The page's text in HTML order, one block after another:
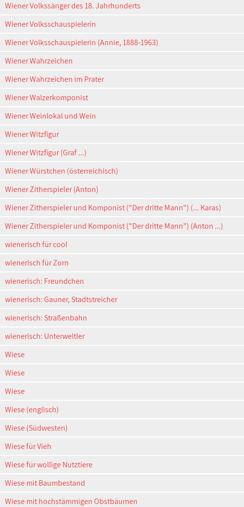
Wiener Volkssänger des 18. Jahrhunderts
Wiener Volksschauspielerin
Wiener Volksschauspielerin (Annie, 1888-1963)
Wiener Wahrzeichen
Wiener Wahrzeichen im Prater
Wiener Walzerkomponist
Wiener Weinlokal und Wein
Wiener Witzfigur
Wiener Witzfigur (Graf ...)
Wiener Würstchen (österreichisch)
Wiener Zitherspieler (Anton)
Wiener Zitherspieler und Komponist ("Der dritte Mann") (... Karas)
Wiener Zitherspieler und Komponist ("Der dritte Mann") (Anton ...)
wienerisch für cool
wienerisch für Zorn
wienerisch: Freundchen
wienerisch: Gauner, Stadtstreicher
wienerisch: Straßenbahn
wienerisch: Unterweltler
Wiese
Wiese
Wiese
Wiese (englisch)
Wiese (Südwesten)
Wiese für Vieh
Wiese für wollige Nutztiere
Wiese mit Baumbestand
Wiese mit hochstämmigen Obstbäumen